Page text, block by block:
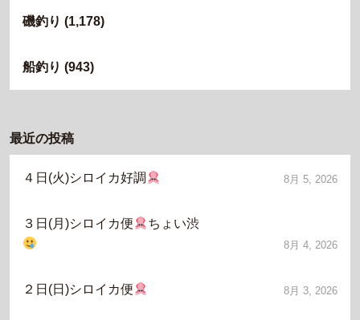
磯釣り (1,178)
船釣り (943)
最近の投稿
４日(火)シロイカ好調 8月 5, 2026
３日(月)シロイカ便 ちょい渋
8月 4, 2026
２日(日)シロイカ便 8月 3, 2026